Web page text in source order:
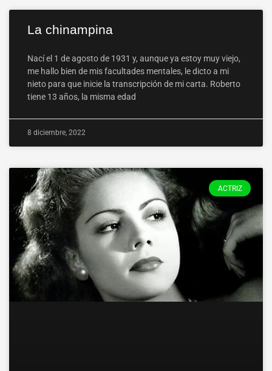
La chinampina
Nací el 1 de agosto de 1931 y, aunque ya estoy muy viejo,
me hallo bien de mis facultades mentales, le dicto a mi
nieto para que inicie la transcripción de mi carta. Roberto
tiene 13 años, la misma edad
8 diciembre, 2022
ACTRIZ